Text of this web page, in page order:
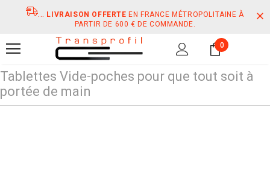
... LIVRAISON OFFERTE EN FRANCE MÉTROPOLITAINE À
PARTIR DE 600 € DE COMMANDE.
0
Tablettes Vide-poches pour que tout soit à
portée de main